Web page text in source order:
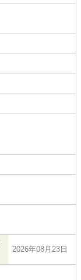
2026年08月23日